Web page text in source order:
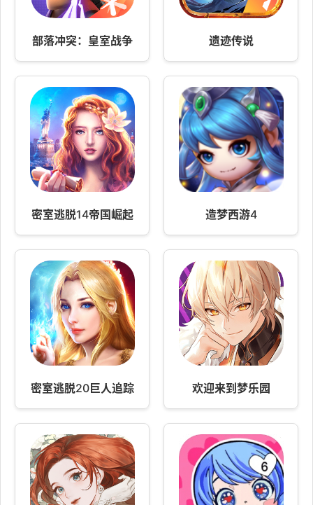
部落冲突：皇室战争 遗迹传说
密室逃脱14帝国崛起 造梦西游4
密室逃脱20巨人追踪 欢迎来到梦乐园